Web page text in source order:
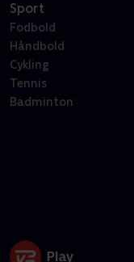
Sport
Fodbold
Håndbold
Cykling
Tennis
Badminton